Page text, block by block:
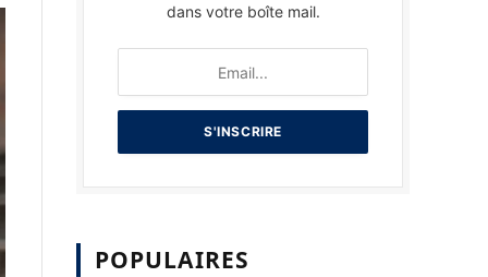
dans votre boîte mail.
POPULAIRES